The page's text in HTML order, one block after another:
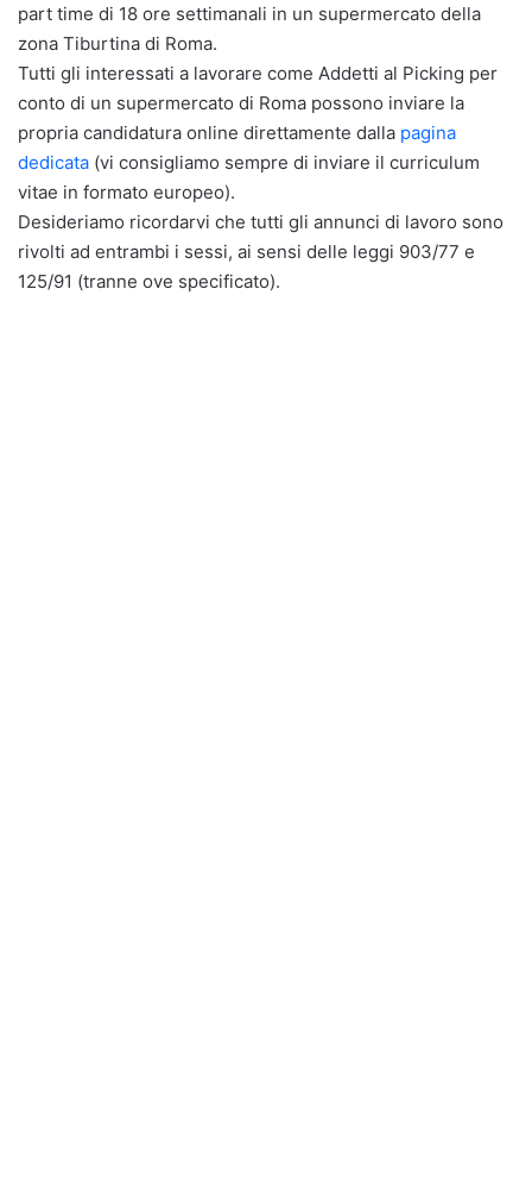
part time di 18 ore settimanali in un supermercato della
zona Tiburtina di Roma.
Tutti gli interessati a lavorare come Addetti al Picking per
conto di un supermercato di Roma possono inviare la
propria candidatura online direttamente dalla pagina
dedicata (vi consigliamo sempre di inviare il curriculum
vitae in formato europeo).
Desideriamo ricordarvi che tutti gli annunci di lavoro sono
rivolti ad entrambi i sessi, ai sensi delle leggi 903/77 e
125/91 (tranne ove specificato).